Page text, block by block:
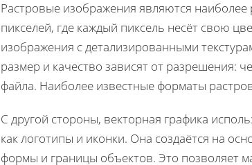
Растровые изображения являются
пикселей, где каждый пиксель несёт свою
изображения с детализированными
размер и качество зависят от разрешения:
файла. Наиболее известные форматы
С другой стороны, векторная графика
как логотипы и иконки. Она создаётся на
формы и границы объектов. Это позволяет